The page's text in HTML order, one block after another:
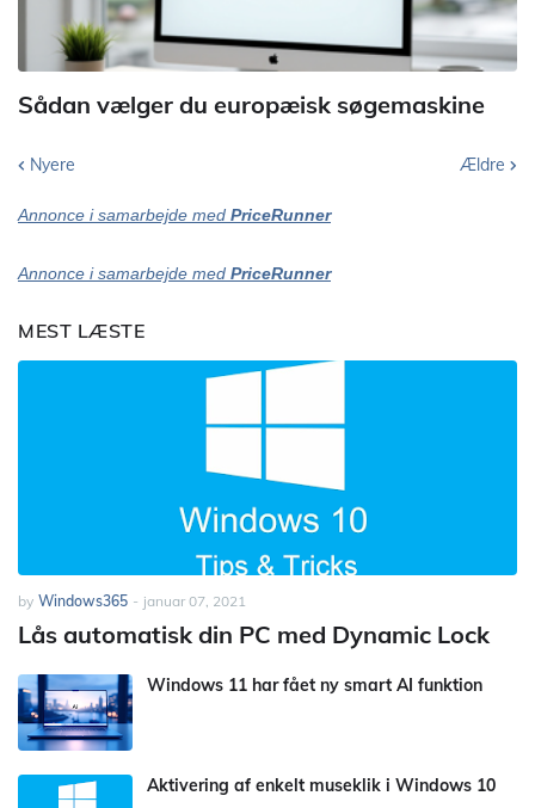
Sådan vælger du europæisk søgemaskine
Nyere Ældre
Annonce i samarbejde med PriceRunner
Annonce i samarbejde med PriceRunner
MEST LÆSTE
by Windows365 - januar 07, 2021
Lås automatisk din PC med Dynamic Lock
Windows 11 har fået ny smart AI funktion
Aktivering af enkelt museklik i Windows 10